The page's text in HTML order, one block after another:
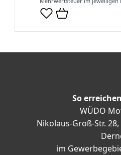
So
WÜDO
Nikolaus-Groß-Str.
im